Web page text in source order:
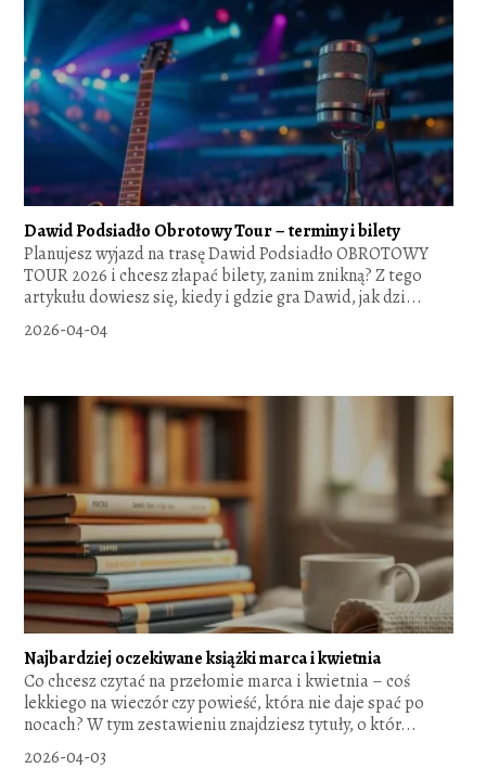
Dawid Podsiadło Obrotowy Tour – terminy i bilety
Planujesz wyjazd na trasę Dawid Podsiadło OBROTOWY
TOUR 2026 i chcesz złapać bilety, zanim znikną? Z tego
artykułu dowiesz się, kiedy i gdzie gra Dawid, jak dzi...
2026-04-04
Najbardziej oczekiwane książki marca i kwietnia
Co chcesz czytać na przełomie marca i kwietnia – coś
lekkiego na wieczór czy powieść, która nie daje spać po
nocach? W tym zestawieniu znajdziesz tytuły, o któr...
2026-04-03